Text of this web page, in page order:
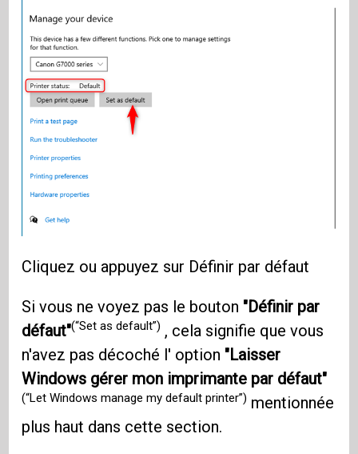
Cliquez ou appuyez sur Définir par défaut
Si vous ne voyez pas le bouton "Définir par
défaut"(“Set as default”) , cela signifie que vous
n'avez pas décoché l' option "Laisser
Windows gérer mon imprimante par défaut"
(“Let Windows manage my default printer”) mentionnée
plus haut dans cette section.